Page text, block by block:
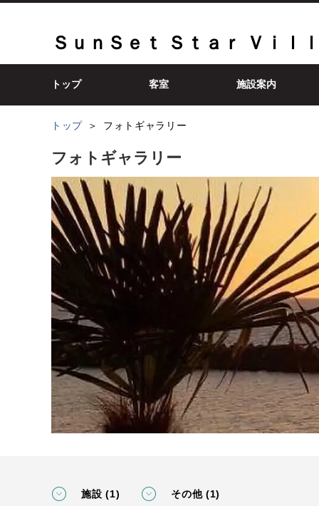
ＳｕｎＳｅｔ Ｓｔａｒ Ｖｉｌ
トップ 客室 施設案内
トップ フォトギャラリー
フォトギャラリー
施設 (1) その他 (1)